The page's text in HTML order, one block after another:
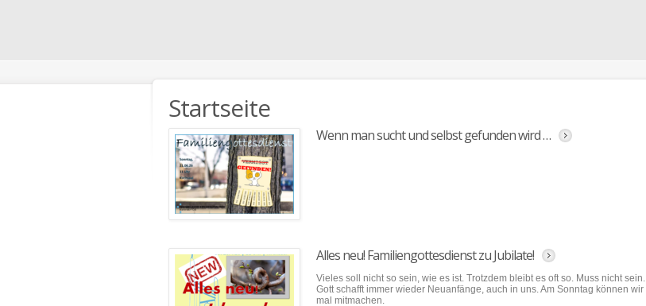
Startseite
Wenn man sucht und selbst gefunden wird …
Alles neu! Familiengottesdienst zu Jubilate!
Vieles soll nicht so sein, wie es ist. Trotzdem bleibt es oft so. Muss nicht sein.
Gott schafft immer wieder Neuanfänge, auch in uns. Am Sonntag können wir
mal mitmachen.